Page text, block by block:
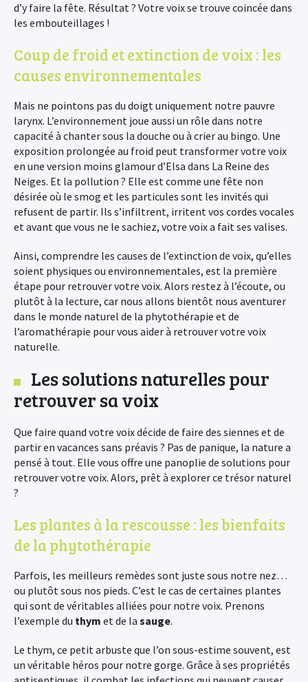
d’y faire la fête. Résultat ? Votre voix se trouve coincée dans
les embouteillages !
Coup de froid et extinction de voix : les
causes environnementales
Mais ne pointons pas du doigt uniquement notre pauvre
larynx. L’environnement joue aussi un rôle dans notre
capacité à chanter sous la douche ou à crier au bingo. Une
exposition prolongée au froid peut transformer votre voix
en une version moins glamour d’Elsa dans La Reine des
Neiges. Et la pollution ? Elle est comme une fête non
désirée où le smog et les particules sont les invités qui
refusent de partir. Ils s’infiltrent, irritent vos cordes vocales
et avant que vous ne le sachiez, votre voix a fait ses valises.
Ainsi, comprendre les causes de l’extinction de voix, qu’elles
soient physiques ou environnementales, est la première
étape pour retrouver votre voix. Alors restez à l’écoute, ou
plutôt à la lecture, car nous allons bientôt nous aventurer
dans le monde naturel de la phytothérapie et de
l’aromathérapie pour vous aider à retrouver votre voix
naturelle.
Les solutions naturelles pour
retrouver sa voix
Que faire quand votre voix décide de faire des siennes et de
partir en vacances sans préavis ? Pas de panique, la nature a
pensé à tout. Elle vous offre une panoplie de solutions pour
retrouver votre voix. Alors, prêt à explorer ce trésor naturel
?
Les plantes à la rescousse : les bienfaits
de la phytothérapie
Parfois, les meilleurs remèdes sont juste sous notre nez…
ou plutôt sous nos pieds. C’est le cas de certaines plantes
qui sont de véritables alliées pour notre voix. Prenons
l’exemple du thym et de la sauge.
Le thym, ce petit arbuste que l’on sous-estime souvent, est
un véritable héros pour notre gorge. Grâce à ses propriétés